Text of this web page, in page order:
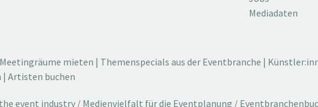
Mediadaten
mieten | Themenspecials aus der Eventbranche |
| Artisten buchen
event industry / Medienvielfalt für die Eventplanung /